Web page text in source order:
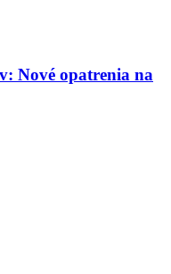
Nové opatrenia na